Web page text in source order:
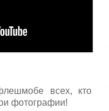
всех, кто
фотографии!